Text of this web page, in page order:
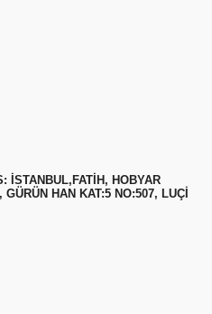
ISTANBUL,FATIH, HOBYAR
HAN KAT:5 NO:507, LUÇI